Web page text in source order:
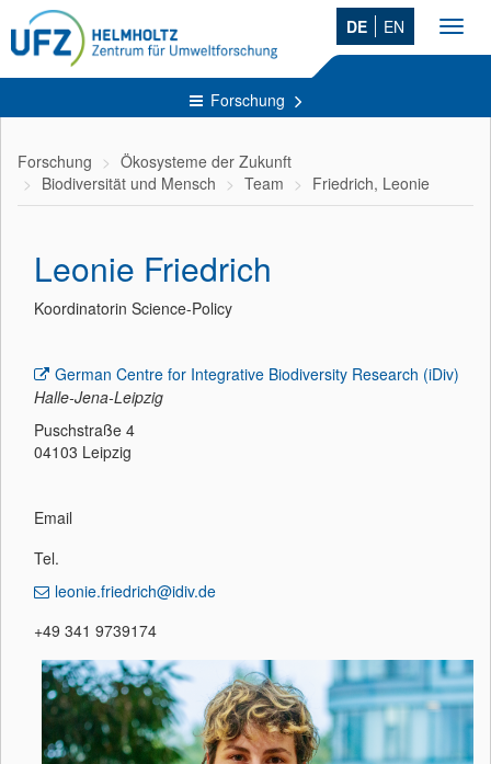
DE EN
Forschung
Forschung
Ökosysteme der Zukunft
Biodiversität und Mensch
Team Friedrich, Leonie
Leonie Friedrich
Koordinatorin Science-Policy
German Centre for Integrative Biodiversity Research (iDiv)
Halle-Jena-Leipzig
Puschstraße 4
04103 Leipzig
Email
Tel.
leonie.friedrich@idiv.de
+49 341 9739174